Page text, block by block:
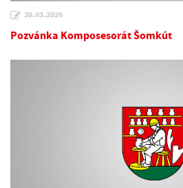
20.03.2026
Pozvánka Komposesorát Šomkút